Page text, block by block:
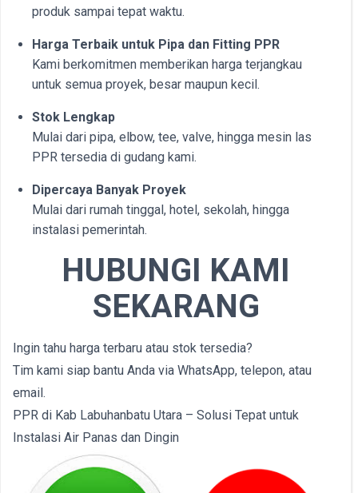
produk sampai tepat waktu.
Harga Terbaik untuk Pipa dan Fitting PPR
Kami berkomitmen memberikan harga terjangkau
untuk semua proyek, besar maupun kecil.
Stok Lengkap
Mulai dari pipa, elbow, tee, valve, hingga mesin las
PPR tersedia di gudang kami.
Dipercaya Banyak Proyek
Mulai dari rumah tinggal, hotel, sekolah, hingga
instalasi pemerintah.
HUBUNGI KAMI
SEKARANG
Ingin tahu harga terbaru atau stok tersedia?
Tim kami siap bantu Anda via WhatsApp, telepon, atau
email.
PPR di Kab Labuhanbatu Utara – Solusi Tepat untuk
Instalasi Air Panas dan Dingin